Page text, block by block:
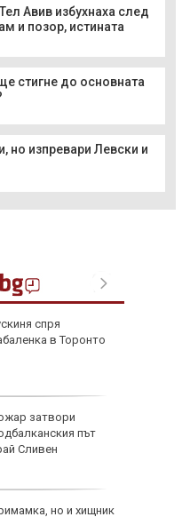
Авив избухнаха след
и позор, истината
стигне до основната
но изпревари Левски и
спря
в Торонто
затвори
път
Сливен
но и хищник